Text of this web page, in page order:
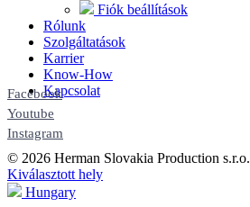
Fiók beállítások
Rólunk
Szolgáltatások
Karrier
Know-How
Kapcsolat
Facebook
Youtube
Instagram
© 2026 Herman Slovakia Production s.r.o.
Kiválasztott hely
Hungary